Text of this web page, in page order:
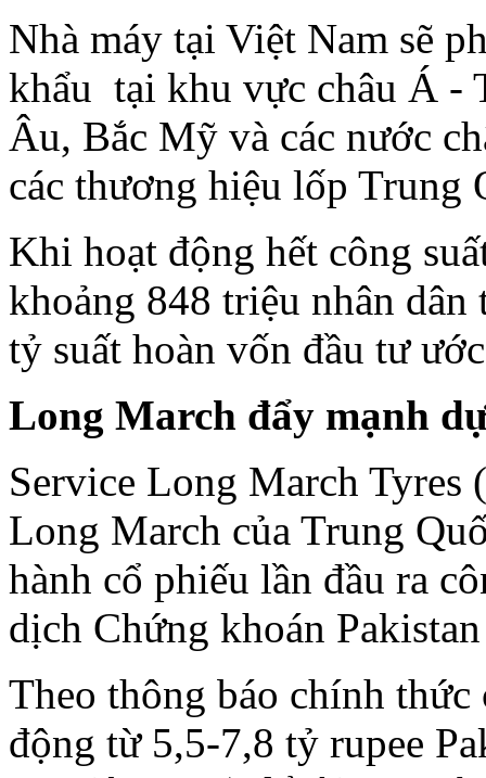
Nhà máy tại Việt Nam sẽ
khẩu tại khu vực châu Á -
Âu, Bắc Mỹ và các nước
các thương hiệu lốp Trung
Khi hoạt động hết công
khoảng 848 triệu nhân
tỷ suất hoàn vốn đầu tư
Long March đẩy mạnh
Service Long March
Long March của Trung
hành cổ phiếu lần đầu ra
dịch Chứng khoán
Theo thông báo chính
động từ 5,5-7,8 tỷ rupee